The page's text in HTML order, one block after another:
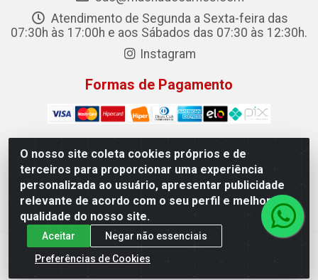
O nosso site coleta cookies próprios e de
terceiros para proporcionar uma experiência
personalizada ao usuário, apresentar publicidade
relevante de acordo com o seu perfil e melhorar a
qualidade do nosso site.
Aceitar
Negar não essenciais
Preferências de Cookies
Atendimento de Segunda a Sexta-feira das
07:30h às 17:00h e aos Sábados das 07:30 às 12:30h.
Instagram
Formas de Pagamento
Machado Carnes Distribuidora de Alimentos LTDA -
Logradouro: Avenida Candido Aleixo, 148 - Centro - Oeiras/PI
- CEP 64.500-000 - 31.391.008/0001-50